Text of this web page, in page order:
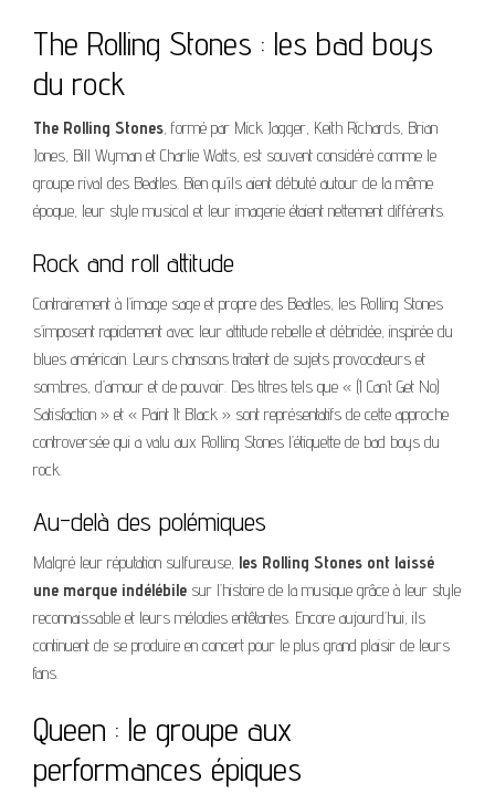
The Rolling Stones : les bad boys
du rock
The Rolling Stones, formé par Mick Jagger, Keith Richards, Brian
Jones, Bill Wyman et Charlie Watts, est souvent considéré comme le
groupe rival des Beatles. Bien qu’ils aient débuté autour de la même
époque, leur style musical et leur imagerie étaient nettement différents.
Rock and roll attitude
Contrairement à l’image sage et propre des Beatles, les Rolling Stones
s’imposent rapidement avec leur attitude rebelle et débridée, inspirée du
blues américain. Leurs chansons traitent de sujets provocateurs et
sombres, d’amour et de pouvoir. Des titres tels que « (I Can’t Get No)
Satisfaction » et « Paint It Black » sont représentatifs de cette approche
controversée qui a valu aux Rolling Stones l’étiquette de bad boys du
rock.
Au-delà des polémiques
Malgré leur réputation sulfureuse, les Rolling Stones ont laissé
une marque indélébile sur l’histoire de la musique grâce à leur style
reconnaissable et leurs mélodies entêtantes. Encore aujourd’hui, ils
continuent de se produire en concert pour le plus grand plaisir de leurs
fans.
Queen : le groupe aux
performances épiques